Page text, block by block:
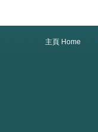
主頁 Home